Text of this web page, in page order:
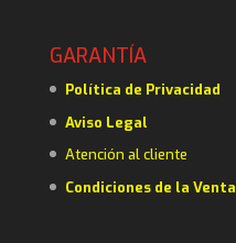
GARANTÍA
Política de Privacidad
Aviso Legal
Atención al cliente
Condiciones de la Venta